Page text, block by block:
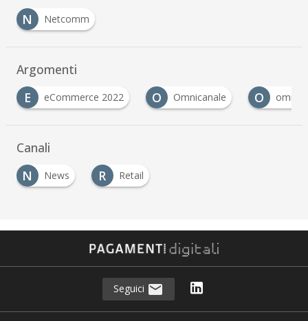
N
Netcomm
Argomenti
O Omnicanale omnichannel T tendenze
Canali
N
News R Retail
Seguici